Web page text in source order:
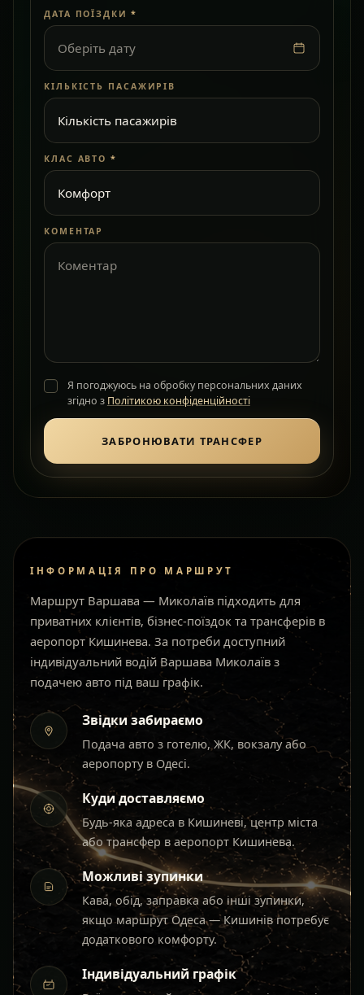
ДАТА ПОЇЗДКИ *
Оберіть дату
КІЛЬКІСТЬ ПАСАЖИРІВ
КЛАС АВТО *
КОМЕНТАР
Я погоджуюсь на обробку персональних даних
згідно з Політикою конфіденційності
ЗАБРОНЮВАТИ ТРАНСФЕР
ІНФОРМАЦІЯ ПРО МАРШРУТ
Маршрут Варшава — Миколаїв підходить для
приватних клієнтів, бізнес-поїздок та трансферів в
аеропорт Кишинева. За потреби доступний
індивідуальний водій Варшава Миколаїв з
подачею авто під ваш графік.
Звідки забираємо
Подача авто з готелю, ЖК, вокзалу або
аеропорту в Одесі.
Куди доставляємо
Будь-яка адреса в Кишиневі, центр міста
або трансфер в аеропорт Кишинева.
Можливі зупинки
Кава, обід, заправка або інші зупинки,
якщо маршрут Одеса — Кишинів потребує
додаткового комфорту.
Індивідуальний графік